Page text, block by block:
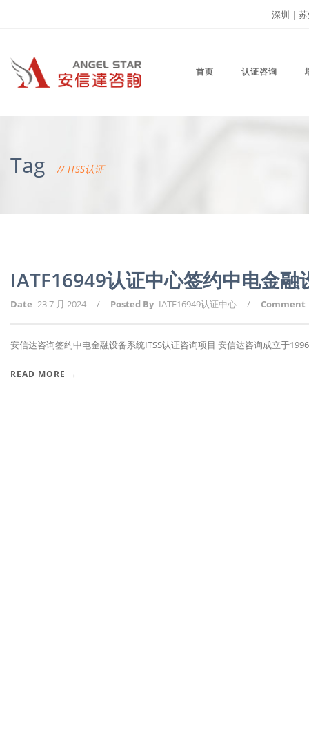
深圳 |
首页 认证咨询
Tag ITSS认证
IATF16949认证中心签约中电金融
Date 23 7 月 2024 / Posted By IATF16949认证中心 / Comment
安信达咨询签约中电金融设备系统ITSS认证咨询项目 安信达咨询成立于
READ MORE →